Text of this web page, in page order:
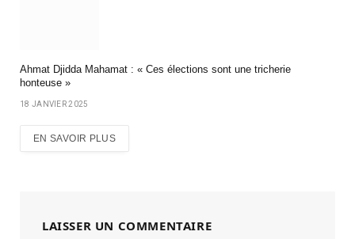
Ahmat Djidda Mahamat : « Ces élections sont une tricherie
honteuse »
18 JANVIER 2025
EN SAVOIR PLUS
LAISSER UN COMMENTAIRE